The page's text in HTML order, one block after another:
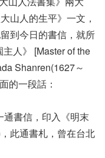
山人的生平》一文，
到今日的書信，就所
人》 [Master of the
Shanren(1627～
的一段話：
書信，印入《明末
此通書札，曾在台北